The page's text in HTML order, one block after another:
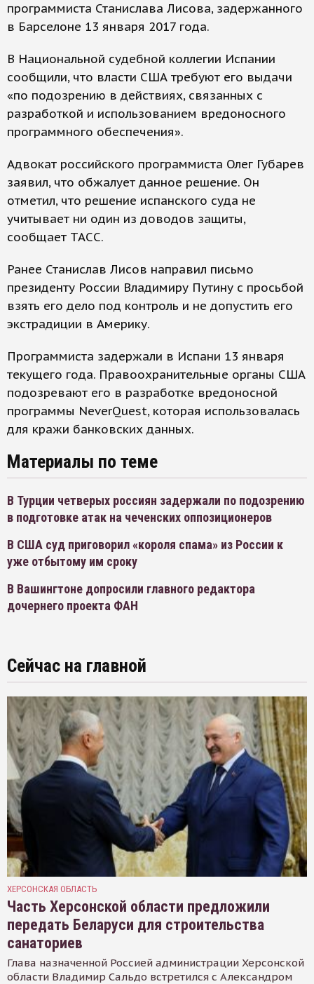
программиста Станислава Лисова, задержанного
в Барселоне 13 января 2017 года.
В Национальной судебной коллегии Испании
сообщили, что власти США требуют его выдачи
«по подозрению в действиях, связанных с
разработкой и использованием вредоносного
программного обеспечения».
Адвокат российского программиста Олег Губарев
заявил, что обжалует данное решение. Он
отметил, что решение испанского суда не
учитывает ни один из доводов защиты,
сообщает ТАСС.
Ранее Станислав Лисов направил письмо
президенту России Владимиру Путину с просьбой
взять его дело под контроль и не допустить его
экстрадиции в Америку.
Программиста задержали в Испани 13 января
текущего года. Правоохранительные органы США
подозревают его в разработке вредоносной
программы NeverQuest, которая использовалась
для кражи банковских данных.
Материалы по теме
В Турции четверых россиян задержали по подозрению
в подготовке атак на чеченских оппозиционеров
В США суд приговорил «короля спама» из России к
уже отбытому им сроку
В Вашингтоне допросили главного редактора
дочернего проекта ФАН
Сейчас на главной
ХЕРСОНСКАЯ ОБЛАСТЬ
Часть Херсонской области предложили
передать Беларуси для строительства
санаториев
Глава назначенной Россией администрации Херсонской
области Владимир Сальдо встретился с Александром